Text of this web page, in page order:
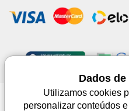
Dados
Utilizamos cookies
personalizar conteúdos